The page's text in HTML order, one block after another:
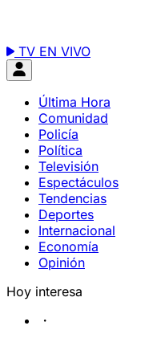
TV EN VIVO
Última Hora
Comunidad
Policía
Política
Televisión
Espectáculos
Tendencias
Deportes
Internacional
Economía
Opinión
Hoy interesa